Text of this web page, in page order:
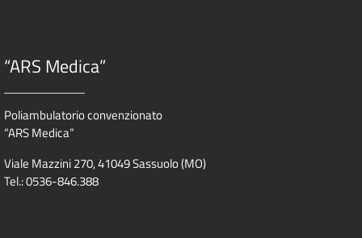
“ARS Medica”
Poliambulatorio convenzionato
“ARS Medica”
Viale Mazzini 270, 41049 Sassuolo (MO)
Tel.: 0536-846.388